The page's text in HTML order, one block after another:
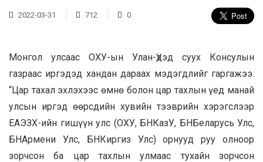
2022-03-31 712 0
Монгол улсаас ОХУ-ын Улан-Үдэд суух Консулын
газраас иргэдэд хандан дараах мэдэгдлийг гаргажээ.
“Цар тахал эхлэхээс өмнө болон цар тахлын үед манай
улсын иргэд өөрсдийн хувийн тээврийн хэрэгслээр
ЕАЭЗХ-ийн гишүүн улс (ОХУ, БНКазУ, БНБеларусь Улс,
БНАрмени Улс, БНКиргиз Улс) орнууд руу олноор
зорчсон ба цар тахлын улмаас тухайн зорчсон